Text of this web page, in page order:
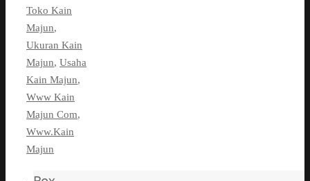
Toko Kain
Majun,
Ukuran Kain
Majun, Usaha
Kain Majun,
Www Kain
Majun Com,
Www.Kain
Majun